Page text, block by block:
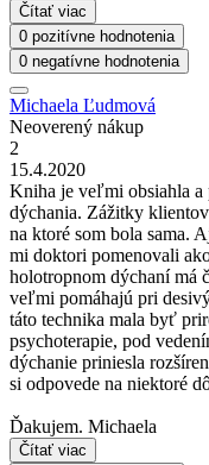
Čítať viac
0 pozitívne hodnotenia
0 negatívne hodnotenia
Michaela Ľudmová
Neoverený nákup
2
15.4.2020
Kniha je veľmi obsiahla a
dýchania. Zážitky
na ktoré som bola sama.
mi doktori pomenovali
holotropnom dýchaní má
veľmi pomáhajú pri
táto technika mala byť
psychoterapie, pod
dýchanie priniesla
si odpovede na niektoré
Ďakujem. Michaela
Čítať viac